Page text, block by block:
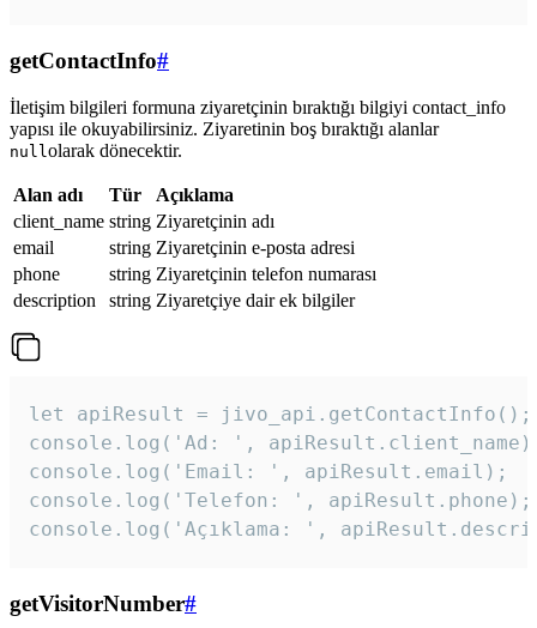
getContactInfo#
İletişim bilgileri formuna ziyaretçinin bıraktığı bilgiyi contact_info
yapısı ile okuyabilirsiniz. Ziyaretinin boş bıraktığı alanlar
null olarak dönecektir.
Alan adı Tür
Açıklama
client_name string Ziyaretçinin adı
email
string Ziyaretçinin e-posta adresi
phone
string Ziyaretçinin telefon numarası
description
string Ziyaretçiye dair ek bilgiler
let apiResult = jivo_api.getContactInfo();
console.log('Ad: ',
console.log('Email: ', apiResult.email);
console.log('Telefon: ', apiResult.phone);
console.log('Açıklama: ',
getVisitorNumber#